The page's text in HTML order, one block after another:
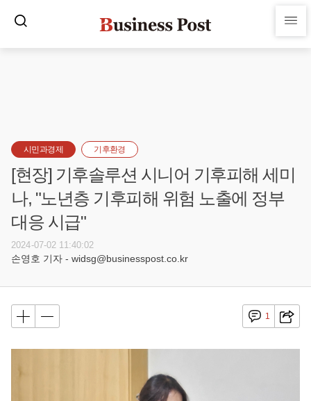
시민과경제 기후환경
[현장] 기후솔루션 시니어 기후피해 세미
나, "노년층 기후피해 위험 노출에 정부
대응 시급"
2024-07-02 11:40:02
손영호 기자 - widsg@businesspost.co.kr
1